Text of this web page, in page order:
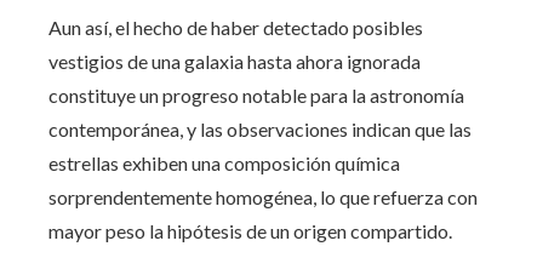
Aun así, el hecho de haber detectado posibles
vestigios de una galaxia hasta ahora ignorada
constituye un progreso notable para la astronomía
contemporánea, y las observaciones indican que las
estrellas exhiben una composición química
sorprendentemente homogénea, lo que refuerza con
mayor peso la hipótesis de un origen compartido.